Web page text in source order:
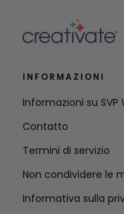
INFORMAZIONI
Informazioni su SVP
Contatto
Termini di servizio
Non condividere le
Informativa sulla